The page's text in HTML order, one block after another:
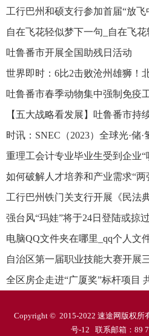
工行巴州和硕支行参加首届“放
吐鲁番市开展全国助残日活动
世界即时：6比2击败沧州雄狮！
吐鲁番市春季动物集中强制免疫
工行巴州铁门关支行开展《民法
强台风“玛娃”将于24日登陆或掠
电脑QQ文件夹在哪里_qq个人文
自治区第一届职业技能大赛开展
Copyright © 2015-2022 速途网版权所
号-12 联系邮箱：89